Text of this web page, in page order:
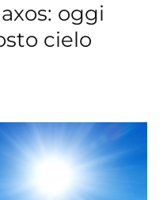
oggi
cielo